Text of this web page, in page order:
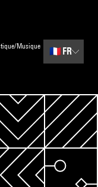
Musique
🇫🇷 FR